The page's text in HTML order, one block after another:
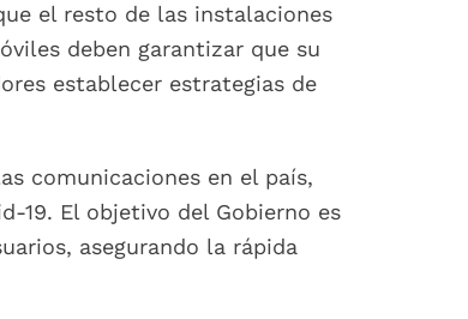
el resto de las instalaciones
deben garantizar que su
establecer estrategias de
comunicaciones en el país,
19. El objetivo del Gobierno es
asegurando la rápida